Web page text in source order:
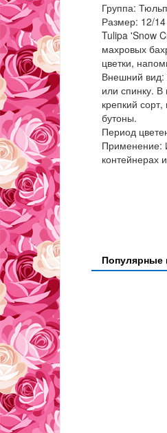
Группа:
Размер: 12/14
Tulipa 'Snow
махровых
цветки,
Внешний вид:
или спинку.
крепкий
бутоны.
Период
Применение:
контейнерах
Популярные